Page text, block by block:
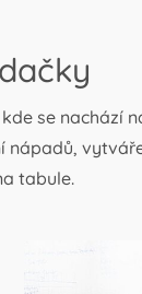
se nachází
tabule.